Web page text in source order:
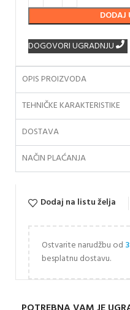
DODAJ
DOGOVORI UGRADNJU
OPIS PROIZVODA
TEHNIČKE KARAKTERISTIKE
DOSTAVA
NAČIN PLAĆANJA
Dodaj na listu želja
Ostvarite narudžbu od
besplatnu dostavu.